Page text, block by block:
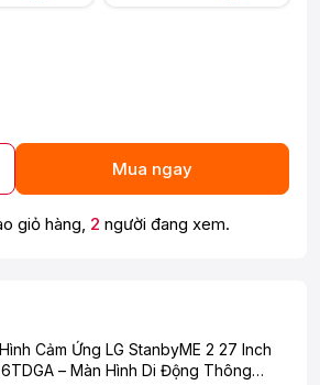
Mua ngay
giỏ hàng, 2 người đang xem.
Cảm Ứng LG StanbyME 2 27 Inch
– Màn Hình Di Động Thông